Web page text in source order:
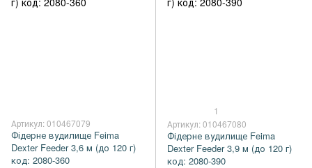
Артикул: 010467079
Фідерне вудилище Feima
Dexter Feeder 3,6 м (до 120 г)
код: 2080-360
1
Артикул: 010467080
Фідерне вудилище Feima
Dexter Feeder 3,9 м (до 120 г)
код: 2080-390